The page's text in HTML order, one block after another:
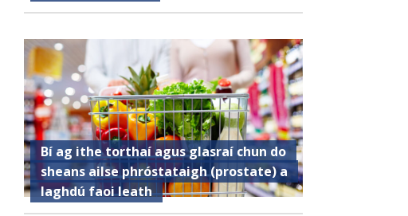
Bí ag ithe torthaí agus glasraí chun do
sheans ailse phróstataigh (prostate) a
laghdú faoi leath